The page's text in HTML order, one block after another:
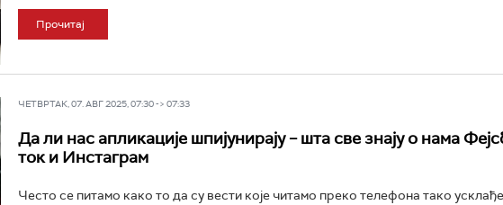
Прочитај
ЧЕТВРТАК, 07. АВГ 2025, 07:30 -> 07:33
Да ли нас апликације шпијунирају – шта све знају о нама
ток и Инстаграм
Често се питамо како то да су вести које читамо преко телефона тако